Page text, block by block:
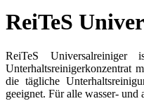
ReiTeS
ReiTeS
Unterhaltsreinigerkonzentrat
die tägliche
geeignet. Für alle wasser-